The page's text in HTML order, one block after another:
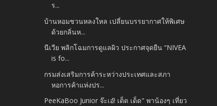
ร...
บ้านหอมชวนหลงใหล เปลี่ยนบรรยากาศให้พิเศษ
ด้วยกลิ่นห...
นีเวีย พลิกโฉมการดูแลผิว ประกาศจุดยืน “NIVEA
is fo...
กรมส่งเสริมการค้าระหว่างประเทศและสภา
หอการค้าแห่งปร...
PeeKaBoo Junior จ๊ะเอ๋! เด็ด เด็ด" พาน้องๆ เที่ยว